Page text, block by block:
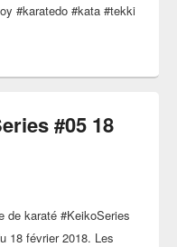
#karatedo #kata #tekki
Sensei 7°dan JKA – Tekki
#05 18
de karaté #KeikoSeries
18 février 2018. Les